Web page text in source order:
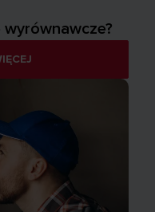
wyrównawcze?